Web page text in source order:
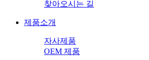
찾아오시는 길
제품소개
자사제품
OEM 제품